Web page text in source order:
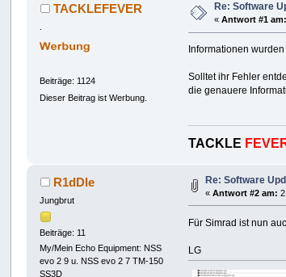
TACKLEFEVER
Beiträge: 1124
Dieser Beitrag ist Werbung.
Re: Software
«Antwort #1 am:
Informationen
Solltet ihr Fehler
die genauere
TACKLE
R1dDle
Jungbrut
Beiträge: 11
My/Mein Echo Equipment: NSS
evo 2 9 u. NSS evo 2 7 TM-150
SS3D
Re: Software
«Antwort #2 am:
Für Simrad ist nun
LG